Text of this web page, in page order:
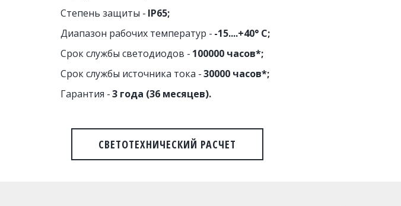
Степень защиты - IP65;
Диапазон рабочих температур - -15....+40° C;
Срок службы светодиодов - 100000 часов*;
Срок службы источника тока - 30000 часов*;
Гарантия - 3 года (36 месяцев).
СВЕТОТЕХНИЧЕСКИЙ РАСЧЕТ